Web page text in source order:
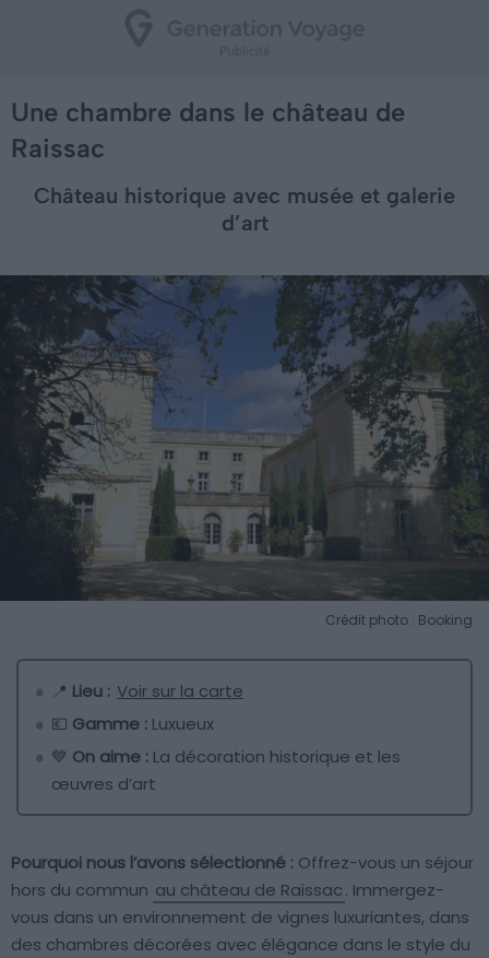
Une chambre dans le château de
Raissac
Château historique avec musée et galerie
d’art
Crédit photo : Booking
📍 Lieu : Voir sur la carte
💶 Gamme : Luxueux
💙 On aime : La décoration historique et les
œuvres d’art
Pourquoi nous l’avons sélectionné : Offrez-vous un séjour
hors du commun au château de Raissac. Immergez-
vous dans un environnement de vignes luxuriantes, dans
des chambres décorées avec élégance dans le style du